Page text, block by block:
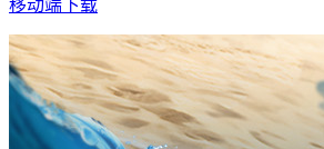
移动端下载